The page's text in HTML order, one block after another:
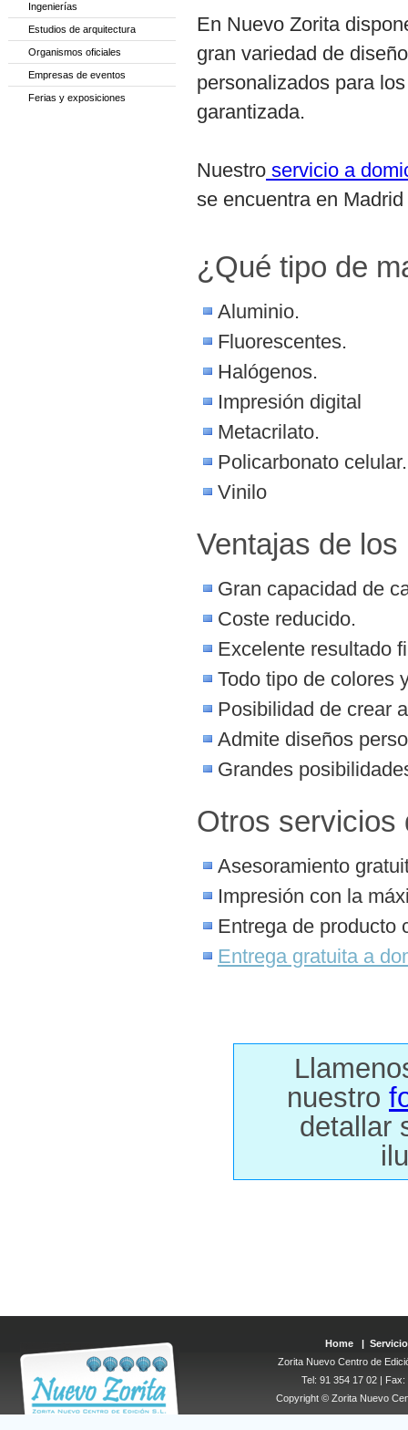
Ingenierías
Estudios de arquitectura
Organismos oficiales
Empresas de eventos
Ferias y exposiciones
En Nuevo Zorita
gran variedad de
personalizados para
garantizada.
Nuestro servicio a
se encuentra en
¿Qué tipo de
Aluminio.
Fluorescentes.
Halógenos.
Impresión digital
Metacrilato.
Policarbonato celular.
Vinilo
Ventajas de
Gran capacidad de
Coste reducido.
Excelente resultado
Todo tipo de colores
Posibilidad de crear
Admite diseños
Grandes
Otros servicios
Asesoramiento
Impresión con la
Entrega de producto
Entrega gratuita a
nuestro
detallar
Home |
Zorita Nuevo Centro de
Tel: 91 354 17 02 |
Copyright © Zorita Nuevo